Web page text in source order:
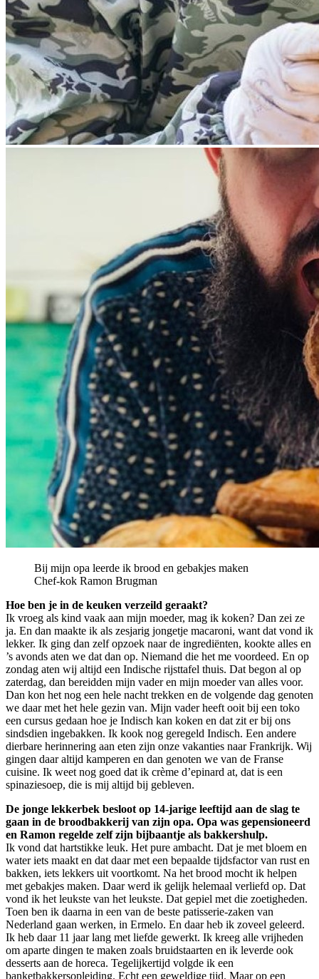
Bij mijn opa leerde ik brood en gebakjes maken
Chef-kok Ramon Brugman
Hoe ben je in de keuken verzeild geraakt?
Ik vroeg als kind vaak aan mijn moeder, mag ik koken? Dan zei ze
ja. En dan maakte ik als zesjarig jongetje macaroni, want dat vond ik
lekker. Ik ging dan zelf opzoek naar de ingrediënten, kookte alles en
’s avonds aten we dat dan op. Niemand die het me voordeed. En op
zondag aten wij altijd een Indische rijsttafel thuis. Dat begon al op
zaterdag, dan bereidden mijn vader en mijn moeder van alles voor.
Dan kon het nog een hele nacht trekken en de volgende dag genoten
we daar met het hele gezin van. Mijn vader heeft ooit bij een toko
een cursus gedaan hoe je Indisch kan koken en dat zit er bij ons
sindsdien ingebakken. Ik kook nog geregeld Indisch. Een andere
dierbare herinnering aan eten zijn onze vakanties naar Frankrijk. Wij
gingen daar altijd kamperen en dan genoten we van de Franse
cuisine. Ik weet nog goed dat ik crème d’epinard at, dat is een
spinaziesoep, die is mij altijd bij gebleven.
De jonge lekkerbek besloot op 14-jarige leeftijd aan de slag te
gaan in de broodbakkerij van zijn opa. Opa was gepensioneerd
en Ramon regelde zelf zijn bijbaantje als bakkershulp.
Ik vond dat hartstikke leuk. Het pure ambacht. Dat je met bloem en
water iets maakt en dat daar met een bepaalde tijdsfactor van rust en
bakken, iets lekkers uit voortkomt. Na het brood mocht ik helpen
met gebakjes maken. Daar werd ik gelijk helemaal verliefd op. Dat
vond ik het leukste van het leukste. Dat gepiel met die zoetigheden.
Toen ben ik daarna in een van de beste patisserie-zaken van
Nederland gaan werken, in Ermelo. En daar heb ik zoveel geleerd.
Ik heb daar 11 jaar lang met liefde gewerkt. Ik kreeg alle vrijheden
om aparte dingen te maken zoals bruidstaarten en ik leverde ook
desserts aan de horeca. Tegelijkertijd volgde ik een
banketbakkersopleiding. Echt een geweldige tijd. Maar op een